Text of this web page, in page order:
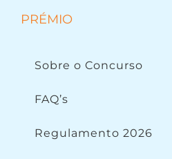
PRÉMIO
Sobre o Concurso
FAQ’s
Regulamento 2026